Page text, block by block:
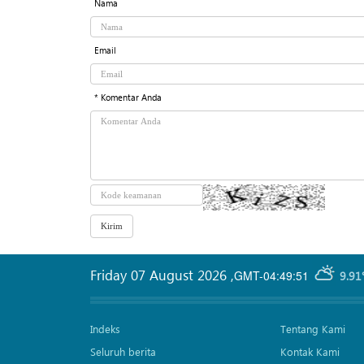
Nama
Email
* Komentar Anda
GMT-04:49:51
Friday 07 August 2026 ,
Indeks
Seluruh berita
Tentang Kami
Kontak Kami